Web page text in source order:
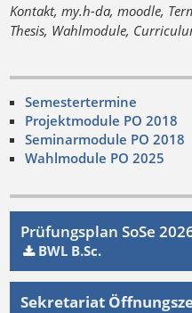
Kontakt, my.h-da, moodle,
Thesis, Wahlmodule,
Semestertermine
Projektmodule PO 2018
Seminarmodule PO 2018
Wahlmodule PO 2025
Prüfungsplan SoSe
BWL B.Sc.
Sekretariat